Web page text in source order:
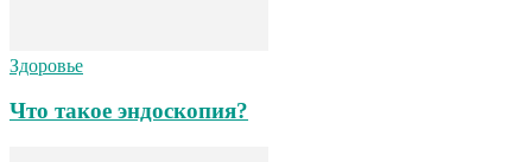
Здоровье
Что такое эндоскопия?